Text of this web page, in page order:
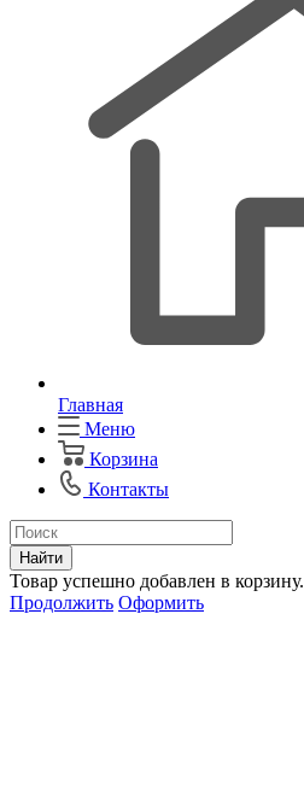
Главная
Меню
Корзина
Контакты
Найти
Товар успешно добавлен в корзину.
Продолжить Оформить